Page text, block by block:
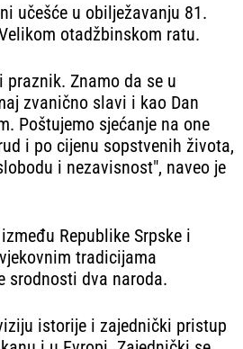
učešće u obilježavanju 81.
otadžbinskom ratu.
praznik. Znamo da se u
zvanično slavi i kao Dan
Poštujemo sjećanje na one
i po cijenu sopstvenih života,
i nezavisnost", naveo je
Republike Srpske i
tradicijama
srodnosti dva naroda.
istorije i zajednički pristup